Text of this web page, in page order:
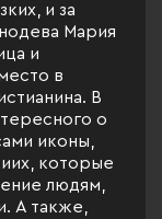
и за
Мария
и
в
В
о
иконы,
которые
людям,
А также,